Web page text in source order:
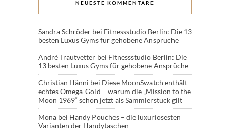
NEUESTE KOMMENTARE
Sandra Schröder bei Fitnessstudio Berlin: Die 13
besten Luxus Gyms für gehobene Ansprüche
André Trautvetter bei Fitnessstudio Berlin: Die
13 besten Luxus Gyms für gehobene Ansprüche
Christian Hänni bei Diese MoonSwatch enthält
echtes Omega-Gold – warum die „Mission to the
Moon 1969“ schon jetzt als Sammlerstück gilt
Mona bei Handy Pouches – die luxuriösesten
Varianten der Handytaschen